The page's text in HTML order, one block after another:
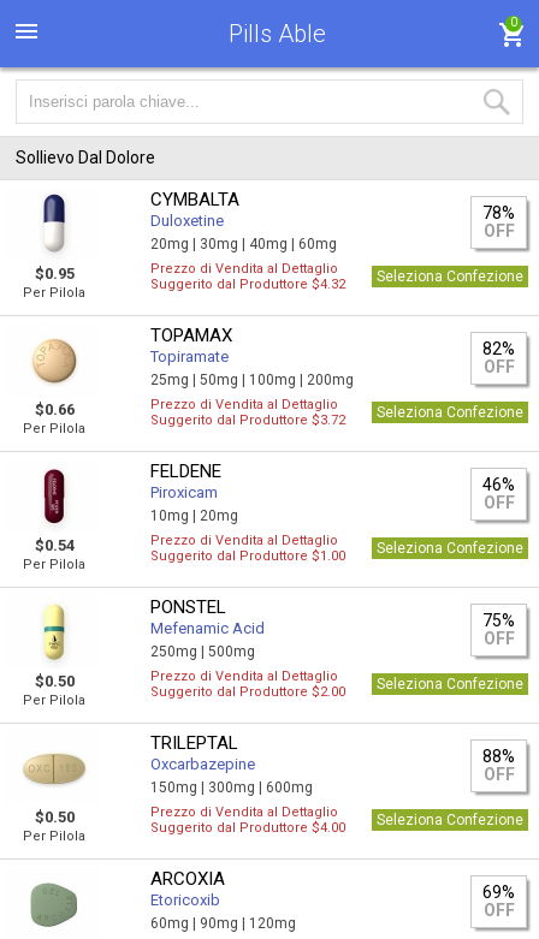
Pills Able 0
Sollievo Dal Dolore
$0.95
Per Pilola
CYMBALTA
Duloxetine
20mg | 30mg | 40mg | 60mg
78%
OFF
Prezzo di Vendita al Dettaglio
Suggerito dal Produttore $4.32
Seleziona Confezione
$0.66
Per Pilola
TOPAMAX
Topiramate
25mg |50mg | 100mg | 200mg
82%
OFF
Prezzo di Vendita al Dettaglio
Suggerito dal Produttore $3.72
Seleziona Confezione
$0.54
Per Pilola
FELDENE
Piroxicam
10mg | 20mg
46%
OFF
Prezzo di Vendita al Dettaglio
Suggerito dal Produttore $1.00
Seleziona Confezione
$0.50
Per Pilola
PONSTEL
Mefenamic Acid
250mg |500mg
75%
OFF
Prezzo di Vendita al Dettaglio
Suggerito dal Produttore $2.00
Seleziona Confezione
$0.50
Per Pilola
TRILEPTAL
Oxcarbazepine
150mg | 300mg | 600mg
88%
OFF
Prezzo di Vendita al Dettaglio
Suggerito dal Produttore $4.00
Seleziona Confezione
ARCOXIA
Etoricoxib
60mg | 90mg | 120mg
69%
OFF